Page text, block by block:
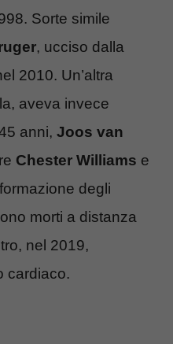
Sorte simile
, ucciso dalla
2010. Un’altra
aveva invece
anni, Joos van
Chester Williams e
degli
morti a distanza
nel 2019,
cardiaco.